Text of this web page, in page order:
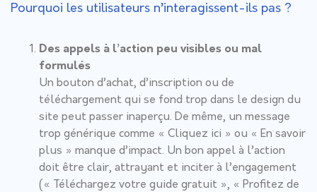
Pourquoi les utilisateurs n’interagissent-ils pas ?
Des appels à l’action peu visibles ou mal
formulés
Un bouton d’achat, d’inscription ou de
téléchargement qui se fond trop dans le design du
site peut passer inaperçu. De même, un message
trop générique comme « Cliquez ici » ou « En savoir
plus » manque d’impact. Un bon appel à l’action
doit être clair, attrayant et inciter à l’engagement
(« Téléchargez votre guide gratuit », « Profitez de